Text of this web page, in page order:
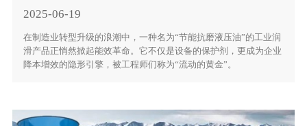
2025-06-19
在制造业转型升级的浪潮中，一种名为“节能抗磨液压油”的工业润
滑产品正悄然掀起能效革命。它不仅是设备的保护剂，更成为企业
降本增效的隐形引擎，被工程师们称为“流动的黄金”。